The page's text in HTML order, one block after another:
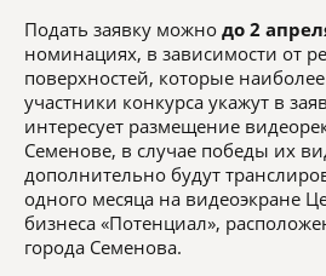
Подать заявку можно до 2
номинациях, в зависимости от
поверхностей, которые
участники конкурса укажут в
интересует размещение
Семенове, в случае победы их
дополнительно будут
одного месяца на видеоэкране
бизнеса «Потенциал»,
города Семенова.